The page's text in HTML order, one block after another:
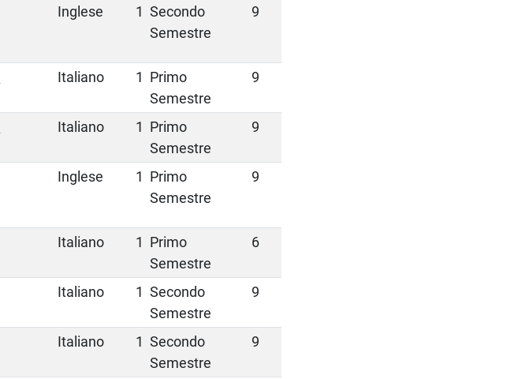
Inglese 1 Secondo
Semestre
9
Italiano 1 Primo
Semestre
9
Italiano 1 Primo
Semestre
9
Inglese 1 Primo
Semestre
9
Italiano 1 Primo
Semestre
6
Italiano 1 Secondo
Semestre
9
Italiano 1 Secondo
Semestre
9